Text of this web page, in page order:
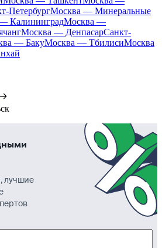
ПетербургМосква — Минеральные
КалининградМосква —
Москва — ДенпасарСанкт-
— БакуМосква — ТбилисиМосква
лучшие